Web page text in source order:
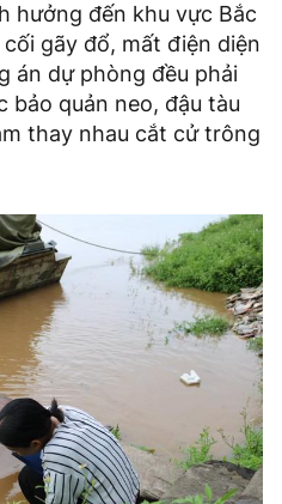
hưởng đến khu vực Bắc
gãy đổ, mất điện diện
án dự phòng đều phải
bảo quản neo, đậu tàu
thay nhau cắt cử trông